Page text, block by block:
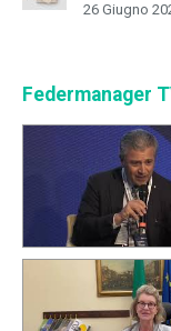
26 Giugno
Federmanager